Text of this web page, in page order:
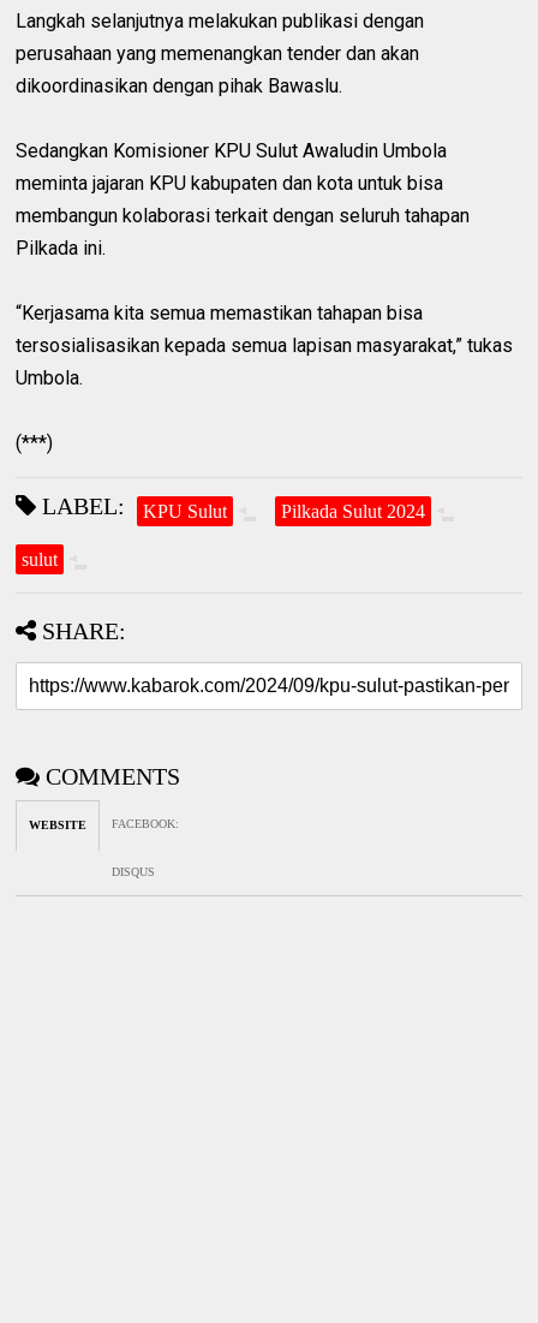
Langkah selanjutnya melakukan publikasi dengan
perusahaan yang memenangkan tender dan akan
dikoordinasikan dengan pihak Bawaslu.
Sedangkan Komisioner KPU Sulut Awaludin Umbola
meminta jajaran KPU kabupaten dan kota untuk bisa
membangun kolaborasi terkait dengan seluruh tahapan
Pilkada ini.
“Kerjasama kita semua memastikan tahapan bisa
tersosialisasikan kepada semua lapisan masyarakat,” tukas
Umbola.
(***)
LABEL: KPU Sulut Pilkada Sulut 2024
sulut
SHARE:
COMMENTS
WEBSITE FACEBOOK:
DISQUS